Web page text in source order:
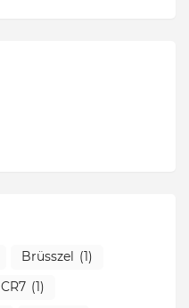
Brüsszel
(1)
CR7 (1)